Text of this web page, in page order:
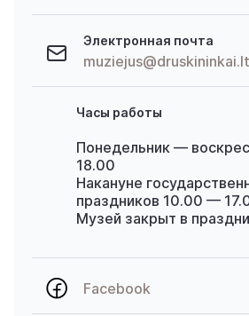
Электронная почта
muziejus@druskininkai.lt
Часы работы
Понедельник —
18.00
Накануне
праздников 10.00 —
Музей закрыт в
Facebook